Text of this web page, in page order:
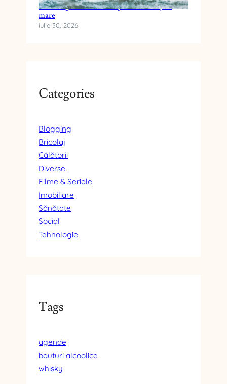
Cum alegi crema cu SPF pentru vacanța la
mare
iulie 30, 2026
Categories
Blogging
Bricolaj
Călătorii
Diverse
Filme & Seriale
Imobiliare
Sănătate
Social
Tehnologie
Tags
agende
bauturi alcoolice
whisky